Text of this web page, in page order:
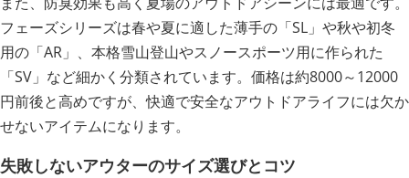
フェーズシリーズは春や夏に適した薄手の「SL」や秋や初冬
用の「AR」、本格雪山登山やスノースポーツ用に作られた
「SV」など細かく分類されています。価格は約8000～12000
円前後と高めですが、快適で安全なアウトドアライフには欠か
せないアイテムになります。
失敗しないアウターのサイズ選びとコツ